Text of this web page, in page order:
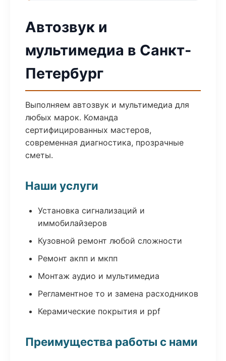
Автозвук и
мультимедиа в Санкт-
Петербург
Выполняем автозвук и мультимедиа для
любых марок. Команда
сертифицированных мастеров,
современная диагностика, прозрачные
сметы.
Наши услуги
Установка сигнализаций и
иммобилайзеров
Кузовной ремонт любой сложности
Ремонт акпп и мкпп
Монтаж аудио и мультимедиа
Регламентное то и замена расходников
Керамические покрытия и ppf
Преимущества работы с нами